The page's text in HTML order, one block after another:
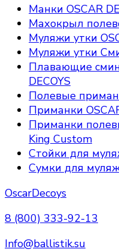
Манки OSCAR
Махокрыл
Муляжи утки
Муляжи утки
Плавающие
DECOYS
Полевые
Приманки
Приманки
King Custom
Стойки для
Сумки для
OscarDecoys
8 (800) 333-92-13
Info@ballistik.su